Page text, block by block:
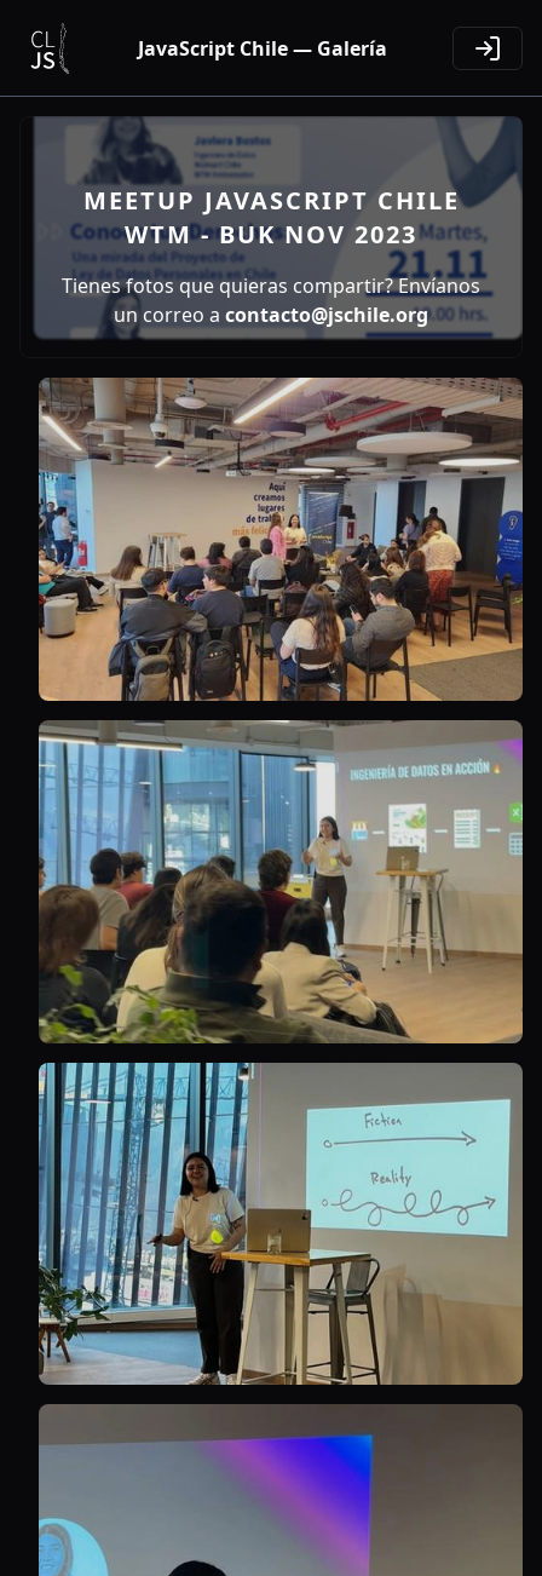
JavaScript Chile — Galería
MEETUP JAVASCRIPT CHILE
WTM - BUK NOV 2023
Tienes fotos que quieras compartir? Envíanos
un correo a contacto@jschile.org